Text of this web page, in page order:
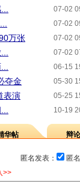
07-02
07-02
07-02
万张
07-02
06-15
05-30
夺金
05-25
表演
10-19
华帖
辩
匿名发表：
匿名
>>